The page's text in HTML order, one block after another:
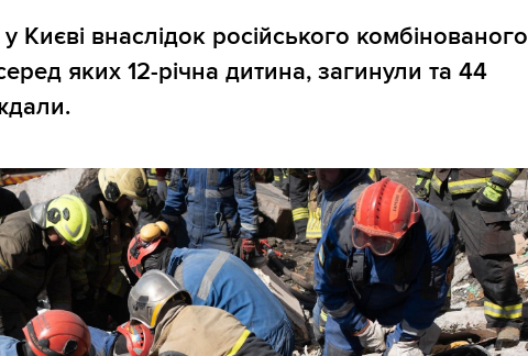
Києві внаслідок російського комбінованого
яких 12-річна дитина, загинули та 44